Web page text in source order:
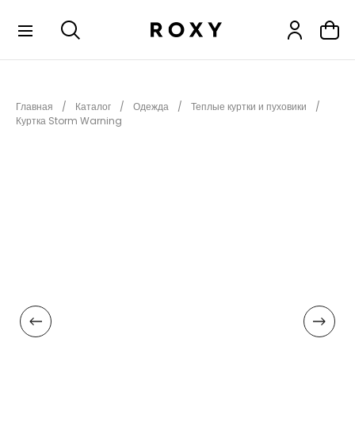
НОВИНКИ
АКСЕССУАРЫ
Главная Каталог Одежда
Теплые куртки и пуховики
Куртка Storm Warning